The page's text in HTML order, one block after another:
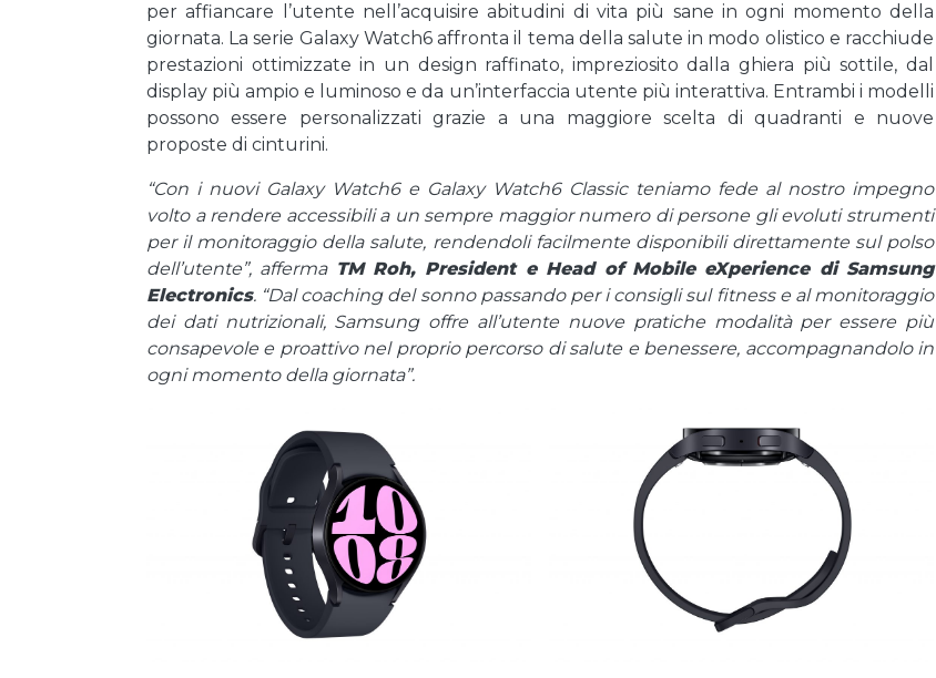
per affiancare l’utente nell’acquisire abitudini di vita più sane in ogni momento della
giornata. La serie Galaxy Watch6 affronta il tema della salute in modo olistico e racchiude
prestazioni ottimizzate in un design raffinato, impreziosito dalla ghiera più sottile, dal
display più ampio e luminoso e da un’interfaccia utente più interattiva. Entrambi i modelli
possono essere personalizzati grazie a una maggiore scelta di quadranti e nuove
proposte di cinturini.
“Con i nuovi Galaxy Watch6 e Galaxy Watch6 Classic teniamo fede al nostro impegno
volto a rendere accessibili a un sempre maggior numero di persone gli evoluti strumenti
per il monitoraggio della salute, rendendoli facilmente disponibili direttamente sul polso
dell’utente”, afferma TM Roh, President e Head of Mobile eXperience di Samsung
Electronics. “Dal coaching del sonno passando per i consigli sul fitness e al monitoraggio
dei dati nutrizionali, Samsung offre all’utente nuove pratiche modalità per essere più
consapevole e proattivo nel proprio percorso di salute e benessere, accompagnandolo in
ogni momento della giornata”.